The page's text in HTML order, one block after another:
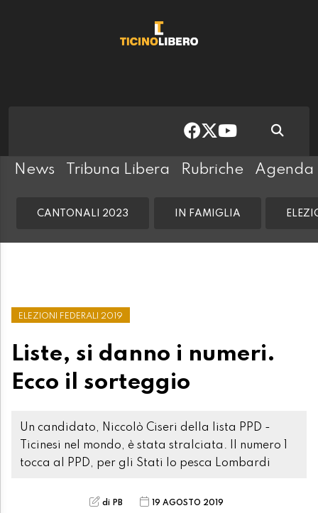
News Tribuna Libera Rubriche Agenda
CANTONALI 2023 IN FAMIGLIA
ELEZIONI FEDERALI 2019
Liste, si danno i numeri.
Ecco il sorteggio
Un candidato, Niccolò Ciseri della lista PPD -
Ticinesi nel mondo, è stata stralciata. Il numero 1
tocca al PPD, per gli Stati lo pesca Lombardi
di PB 19 AGOSTO 2019